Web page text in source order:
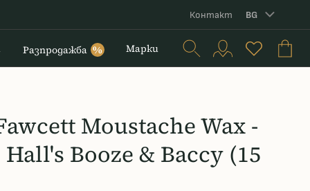
Контакт BG
Разпродажба % Марки
Moustache Wax -
Booze & Baccy (15